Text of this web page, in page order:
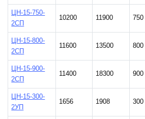
ЦН-15-750-
2СП
10200 11900 750
ЦН-15-800-
2СП
11600 13500 800
ЦН-15-900-
2СП
11400 18300 900
ЦН-15-300-
2УП
1656 1908 300